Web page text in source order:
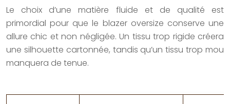
Le choix d’une matière fluide et de qualité est
primordial pour que le blazer oversize conserve une
allure chic et non négligée. Un tissu trop rigide créera
une silhouette cartonnée, tandis qu’un tissu trop mou
manquera de tenue.